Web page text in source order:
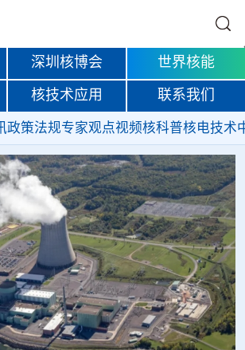
深圳核博会 世界核能
核技术应用 联系我们
政策法规专家观点视频核科普核电技术